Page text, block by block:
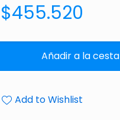
$455.520
Añadir a la cesta
Add to Wishlist